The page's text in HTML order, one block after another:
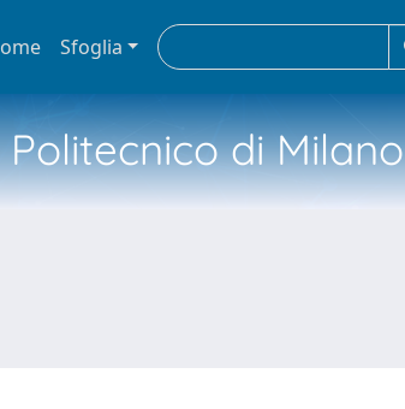
Sfoglia
di Milano